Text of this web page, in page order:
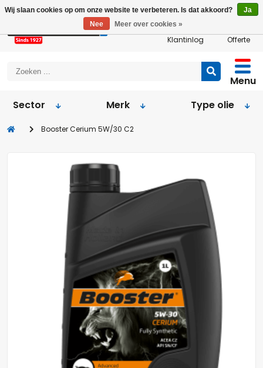
Klantinlog Offerte
Menu
Sector
Merk Type olie
Booster Cerium 5W/30 C2
Wij slaan cookies op om onze website te verbeteren. Is dat akkoord?
Ja
Nee
Meer over cookies »